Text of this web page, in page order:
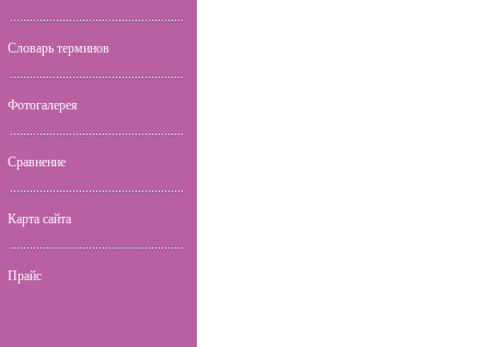
Словарь терминов
Фотогалерея
Сравнение
Карта сайта
Прайс